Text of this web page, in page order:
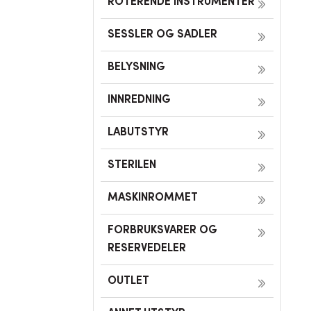
SESSLER OG SADLER
BELYSNING
INNREDNING
LABUTSTYR
STERILEN
MASKINROMMET
FORBRUKSVARER OG
RESERVEDELER
OUTLET